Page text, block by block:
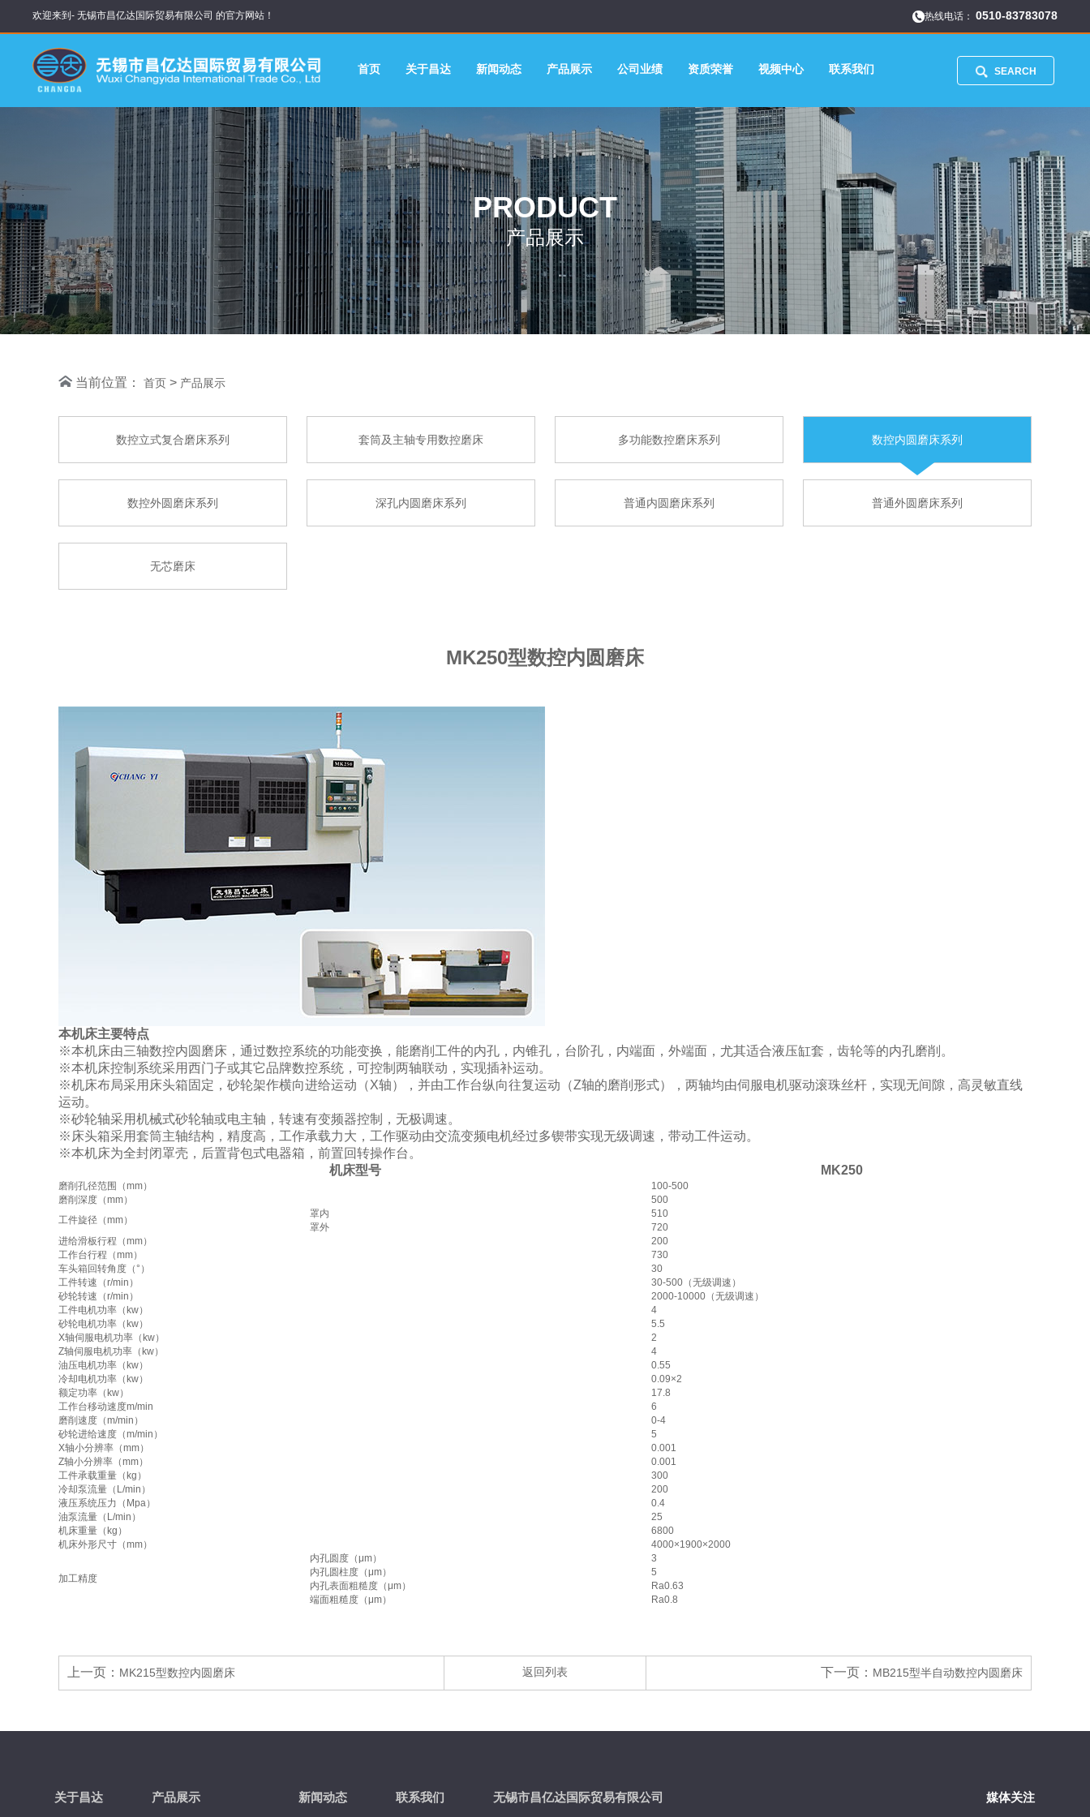
欢迎来到- 无锡市昌亿达国际贸易有限公司 的官方网站！ 热线电话： 0510-83783078
首页 关于昌达 新闻动态 产品展示 公司业绩 资质荣誉 视频中心 联系我们 SEARCH
PRODUCT
产品展示
当前位置： 首页 > 产品展示
数控立式复合磨床系列 套筒及主轴专用数控磨床 多功能数控磨床系列 数控内圆磨床系列
数控外圆磨床系列 深孔内圆磨床系列 普通内圆磨床系列 普通外圆磨床系列
无芯磨床
MK250型数控内圆磨床
本机床主要特点
※本机床由三轴数控内圆磨床，通过数控系统的功能变换，能磨削工件的内孔，内锥孔，台阶孔，内端面，外端面，尤其适合液压缸套，齿轮等的内孔磨削。
※本机床控制系统采用西门子或其它品牌数控系统，可控制两轴联动，实现插补运动。
※机床布局采用床头箱固定，砂轮架作横向进给运动（X轴），并由工作台纵向往复运动（Z轴的磨削形式），两轴均由伺服电机驱动滚珠丝杆，实现无间隙，高灵敏直线
运动。
※砂轮轴采用机械式砂轮轴或电主轴，转速有变频器控制，无极调速。
※床头箱采用套筒主轴结构，精度高，工作承载力大，工作驱动由交流变频电机经过多锲带实现无级调速，带动工件运动。
※本机床为全封闭罩壳，后置背包式电器箱，前置回转操作台。
机床型号
MK250
磨削孔径范围（mm）
100-500
磨削深度（mm）
500
工件旋径（mm）
罩内
510
罩外
720
进给滑板行程（mm）
200
工作台行程（mm）
730
车头箱回转角度（°）
30
工件转速（r/min）
30-500（无级调速）
砂轮转速（r/min）
2000-10000（无级调速）
工件电机功率（kw）
4
砂轮电机功率（kw）
5.5
X轴伺服电机功率（kw）
2
Z轴伺服电机功率（kw）
4
油压电机功率（kw）
0.55
冷却电机功率（kw）
0.09×2
额定功率（kw）
17.8
工作台移动速度m/min
6
磨削速度（m/min）
0-4
砂轮进给速度（m/min）
5
X轴小分辨率（mm）
0.001
Z轴小分辨率（mm）
0.001
工件承载重量（kg）
300
冷却泵流量（L/min）
200
液压系统压力（Mpa）
0.4
油泵流量（L/min）
25
机床重量（kg）
6800
机床外形尺寸（mm）
4000×1900×2000
加工精度
内孔圆度（μm）
3
内孔圆柱度（μm）
5
内孔表面粗糙度（μm）
Ra0.63
端面粗糙度（μm）
Ra0.8
上一页： MK215型数控内圆磨床 返回列表 下一页： MB215型半自动数控内圆磨床
关于昌达 产品展示 新闻动态 联系我们 无锡市昌亿达国际贸易有限公司 媒体关注